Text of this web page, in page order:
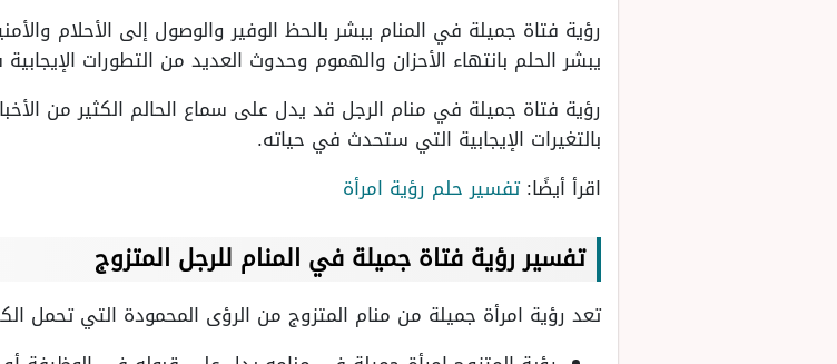
رؤية فتاة جميلة في المنام يبشر بالحظ الوفير والوصول إلى الأحلام
يبشر الحلم بانتهاء الأحزان والهموم وحدوث العديد من التطورات
رؤية فتاة جميلة في منام الرجل قد يدل على سماع الحالم الكثير من
بالتغيرات الإيجابية التي ستحدث في حياته.
اقرأ أيضًا:تفسير حلم رؤية امرأة
تفسير رؤية فتاة جميلة في المنام للرجل المتزوج
تعد رؤية امرأة جميلة من منام المتزوج من الرؤى المحمودة التي تحمل